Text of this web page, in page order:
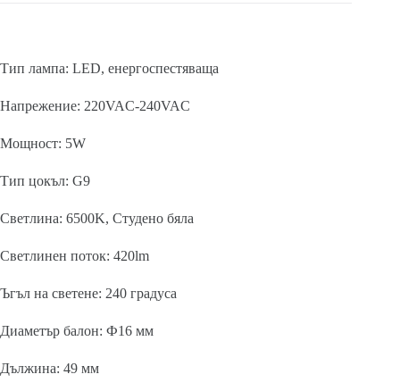
Тип лампа: LED, енергоспестяваща
Напрежение: 220VAC-240VAC
Мощност: 5W
Тип цокъл: G9
Светлина: 6500K, Студено бяла
Светлинен поток: 420lm
Ъгъл на светене: 240 градуса
Диаметър балон: Ф16 мм
Дължина: 49 мм